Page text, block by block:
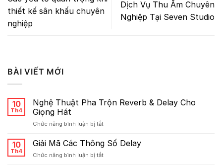
thiết kế sân khấu chuyên
nghiệp
Dịch Vụ Thu Âm Chuyên
Nghiệp Tại Seven Studio
BÀI VIẾT MỚI
10
Th4
Nghệ Thuật Pha Trộn Reverb & Delay Cho
Giọng Hát
Chức năng bình luận bị tắtở
Thuật
Pha
Trộn
10
Th4
Giải Mã Các Thông Số Delay
Chức năng bình luận bị tắtở